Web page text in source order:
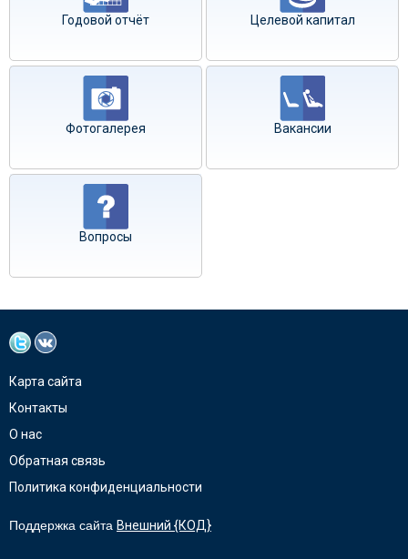
Годовой отчёт Целевой капитал
Фотогалерея Вакансии
Вопросы
Карта сайта
Контакты
О нас
Обратная связь
Политика конфиденциальности
Поддержка сайта Внешний {КОД}